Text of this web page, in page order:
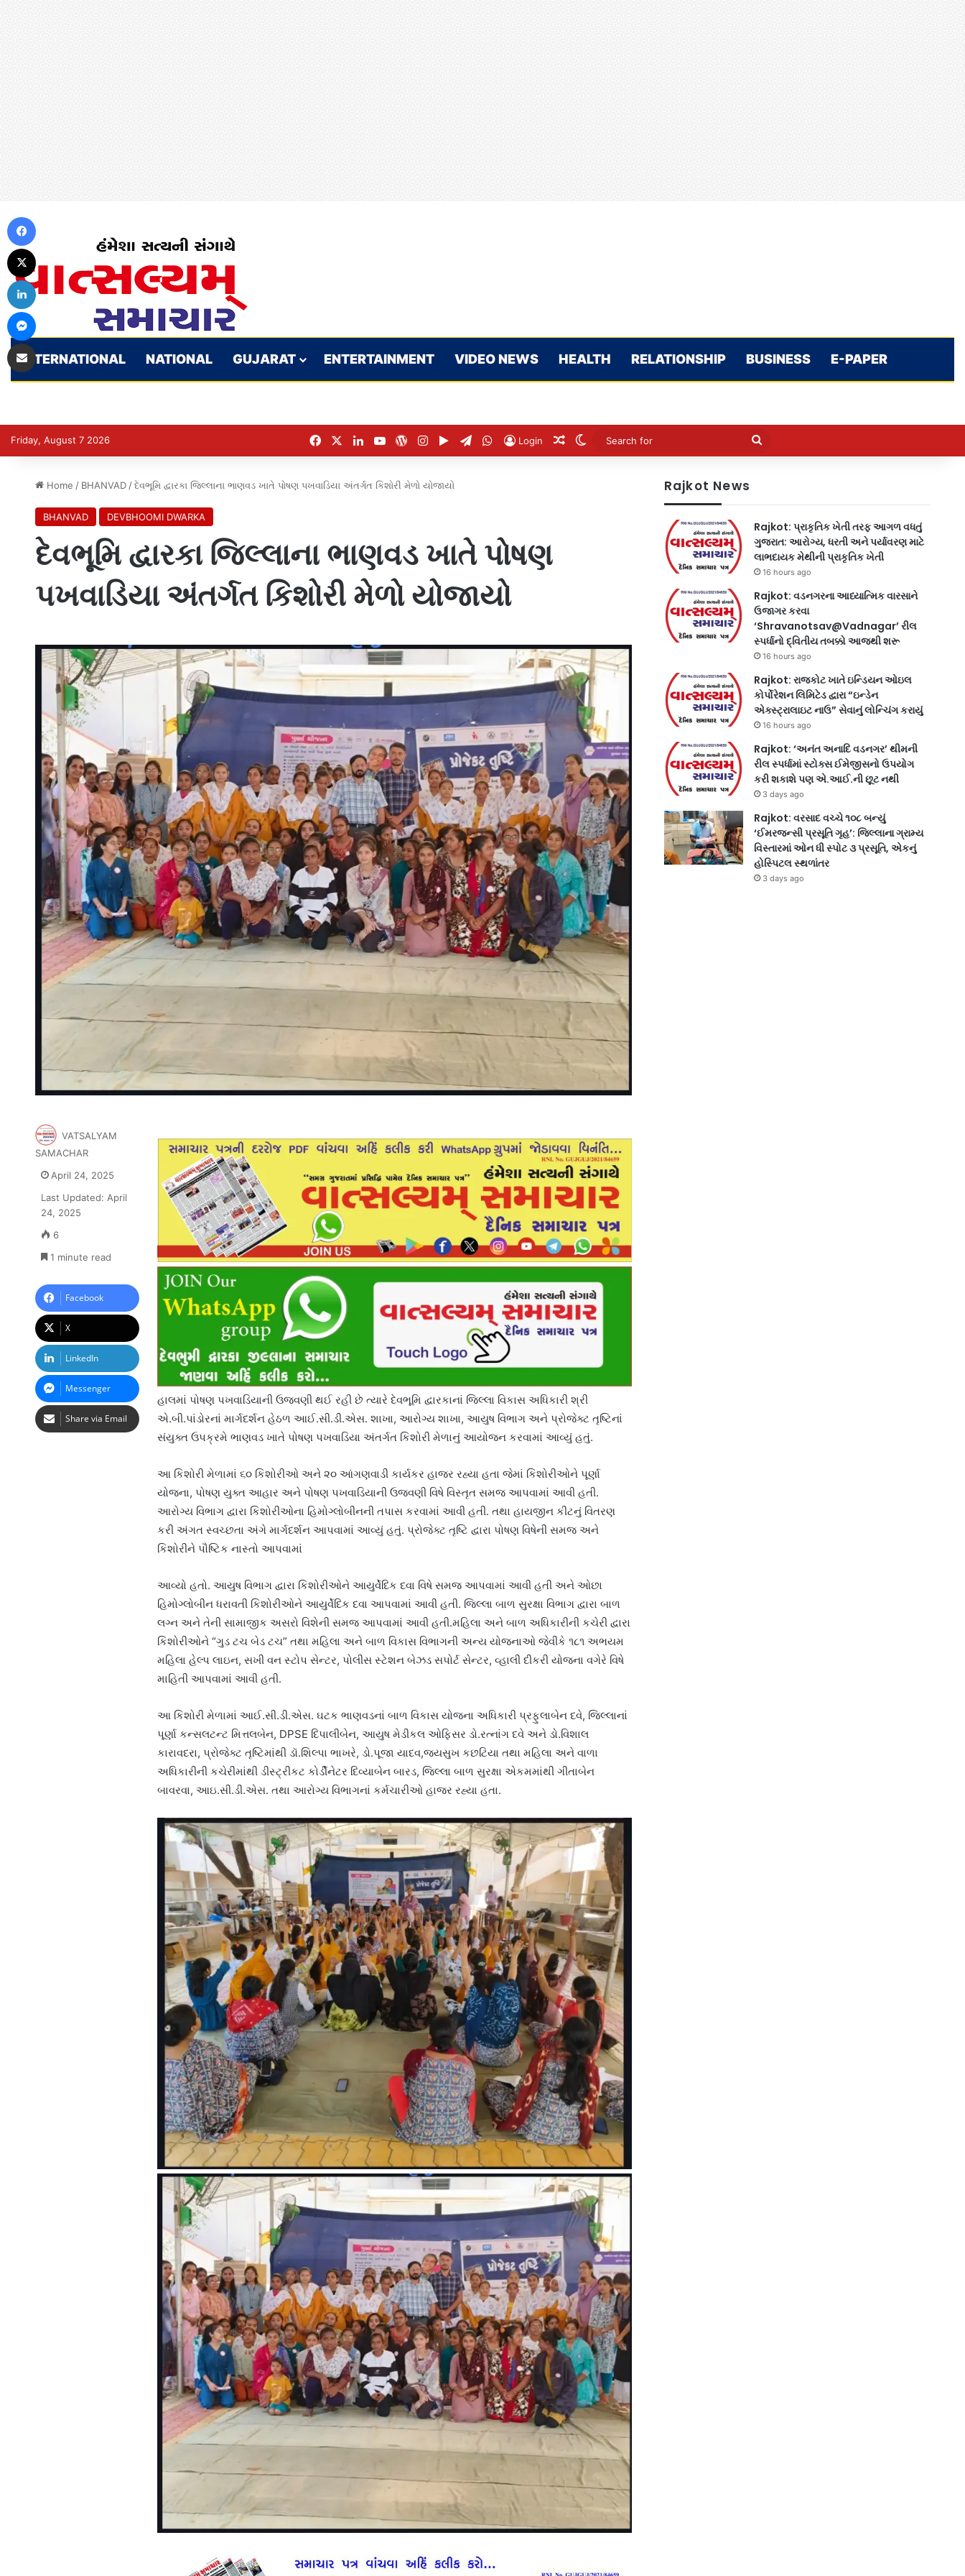
INTERNATIONAL NATIONAL GUJARAT ENTERTAINMENT VIDEO NEWS HEALTH RELATIONSHIP BUSINESS E-PAPER
Friday, August 7 2026 FacebookLinkedInYouTubeWordPress
Instagram
Google Play
Telegram
WhatsApp
Login Random Article
Switch skin
Search
Home / BHANVAD / દેવભૂમિ દ્વારકા જિલ્લાના ભાણવડ ખાતે પોષણ પખવાડિયા અંતર્ગત કિશોરી મેળો યોજાયો
BHANVAD DEVBHOOMI DWARKA
દેવભૂમિ દ્વારકા જિલ્લાના ભાણવડ ખાતે પોષણ
પખવાડિયા અંતર્ગત કિશોરી મેળો યોજાયો
હાલમાં પોષણ પખવાડિયાની ઉજવણી થઈ રહી છે ત્યારે દેવભૂમિ દ્વારકાનાં જિલ્લા વિકાસ અધિકારી શ્રી
એ.બી.પાંડોરનાં માર્ગદર્શન હેઠળ આઈ.સી.ડી.એસ. શાખા, આરોગ્ય શાખા, આયુષ વિભાગ અને પ્રોજેક્ટ તૃષ્ટિનાં
સંયુક્ત ઉપક્રમે ભાણવડ ખાતે પોષણ પખવાડિયા અંતર્ગત કિશોરી મેળાનું આયોજન કરવામાં આવ્યું હતું.
આ કિશોરી મેળામાં ૬૦ કિશોરીઓ અને ૨૦ આંગણવાડી કાર્યકર હાજર રહ્યા હતા જેમાં કિશોરીઓને પૂર્ણા
યોજના, પોષણ યુક્ત આહાર અને પોષણ પખવાડિયાની ઉજવણી વિષે વિસ્તૃત સમજ આપવામાં આવી હતી.
આરોગ્ય વિભાગ દ્વારા કિશોરીઓના હિમોગ્લોબીનની તપાસ કરવામાં આવી હતી. તથા હાયજીન કીટનું વિતરણ
કરી અંગત સ્વચ્છતા અંગે માર્ગદર્શન આપવામાં આવ્યું હતું. પ્રોજેક્ટ તૃષ્ટિ દ્વારા પોષણ વિષેની સમજ અને
કિશોરીને પૌષ્ટિક નાસ્તો આપવામાં
આવ્યો હતો. આયુષ વિભાગ દ્વારા કિશોરીઓને આયુર્વેદિક દવા વિષે સમજ આપવામાં આવી હતી અને ઓછા
હિમોગ્લોબીન ધરાવતી કિશોરીઓને આયુર્વેદિક દવા આપવામાં આવી હતી. જિલ્લા બાળ સુરક્ષા વિભાગ દ્વારા બાળ
લગ્ન અને તેની સામાજીક અસરો વિશેની સમજ આપવામાં આવી હતી.મહિલા અને બાળ અધિકારીની કચેરી દ્વારા
કિશોરીઓને “ગુડ ટચ બેડ ટચ” તથા મહિલા અને બાળ વિકાસ વિભાગની અન્ય યોજનાઓ જેવીકે ૧૮૧ અભયમ
મહિલા હેલ્પ લાઇન, સખી વન સ્ટોપ સેન્ટર, પોલીસ સ્ટેશન બેઝડ સપોર્ટ સેન્ટર, વ્હાલી દીકરી યોજના વગેરે વિષે
માહિતી આપવામાં આવી હતી.
આ કિશોરી મેળામાં આઈ.સી.ડી.એસ. ઘટક ભાણવડનાં બાળ વિકાસ યોજના અધિકારી પ્રફુલાબેન દવે, જિલ્લાનાં
પૂર્ણા કન્સલટન્ટ મિત્તલબેન, DPSE દિપાલીબેન, આયુષ મેડીકલ ઓફિસર ડો.રત્નાંગ દવે અને ડો.વિશાલ
કારાવદરા, પ્રોજેક્ટ તૃષ્ટિમાંથી ડૉ.શિલ્પા ભાખરે, ડો.પૂજા યાદવ,જયસુખ કછટિયા તથા મહિલા અને વાળા
અધિકારીની કચેરીમાંથી ડીસ્ટ્રીકટ કોર્ડીનેટર દિવ્યાબેન બારડ, જિલ્લા બાળ સુરક્ષા એકમમાંથી ગીતાબેન
બાવરવા, આઇ.સી.ડી.એસ. તથા આરોગ્ય વિભાગનાં કર્મચારીઓ હાજર રહ્યા હતા.
VATSALYAM
SAMACHAR
April 24, 2025
Last Updated: April
24, 2025
6
1 minute read
Facebook
X
LinkedIn
Messenger
Share via Email
Rajkot News
Rajkot: પ્રાકૃતિક ખેતી તરફ આગળ વધતું
ગુજરાત: આરોગ્ય, ધરતી અને પર્યાવરણ માટે
લાભદાયક મેથીની પ્રાકૃતિક ખેતી
16 hours ago
Rajkot: વડનગરના આધ્યાત્મિક વારસાને
ઉજાગર કરવા
‘Shravanotsav@Vadnagar’ રીલ
સ્પર્ધાનો દ્વિતીય તબક્કો આજથી શરૂ
16 hours ago
Rajkot: રાજકોટ ખાતે ઇન્ડિયન ઓઇલ
કોર્પોરેશન લિમિટેડ દ્વારા “ઇન્ડેન
એક્સ્ટ્રાલાઇટ નાઉ” સેવાનું લોન્ચિંગ કરાયું
16 hours ago
Rajkot: ‘અનંત અનાદિ વડનગર’ થીમની
રીલ સ્પર્ધામાં સ્ટોક્સ ઈમેજીસનો ઉપયોગ
કરી શકાશે પણ એ.આઈ.ની છૂટ નથી
3 days ago
Rajkot: વરસાદ વચ્ચે ૧૦૮ બન્યું
‘ઈમરજન્સી પ્રસૂતિ ગૃહ’: જિલ્લાના ગ્રામ્ય
વિસ્તારમાં ઓન ધી સ્પોટ ૩ પ્રસૂતિ, એકનું
હોસ્પિટલ સ્થળાંતર
3 days ago
LinkedIn